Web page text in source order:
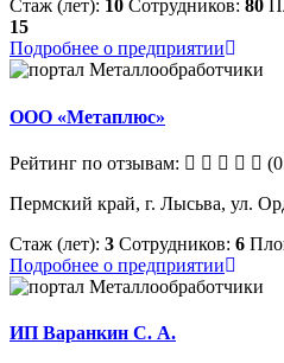
Стаж (лет): 10 Сотрудников: 80
15
Подробнее о предприятии
ООО «Метаплюс»
Рейтинг по отзывам:
Пермский край, г. Лысьва, ул.
Стаж (лет): 3 Сотрудников: 6
Подробнее о предприятии
ИП Варанкин С. А.